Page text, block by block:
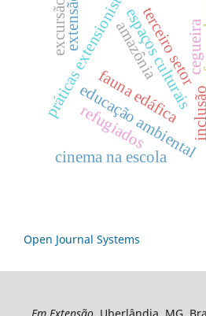
espaços culturais
práticas extensionistasamazônia
fauna edáfica
educação ambiental
cinema na escola
terceiro setor
refugiados
cegueira
extensão
excursão
Open Journal Systems